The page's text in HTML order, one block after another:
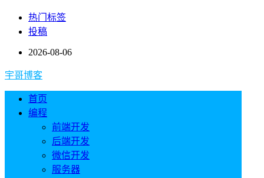
热门标签
投稿
2026-08-06
宇哥博客
首页
编程
前端开发
后端开发
微信开发
服务器